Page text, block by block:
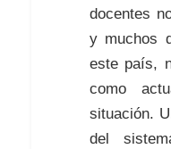
docentes
y muchos
este país,
como
situación.
del